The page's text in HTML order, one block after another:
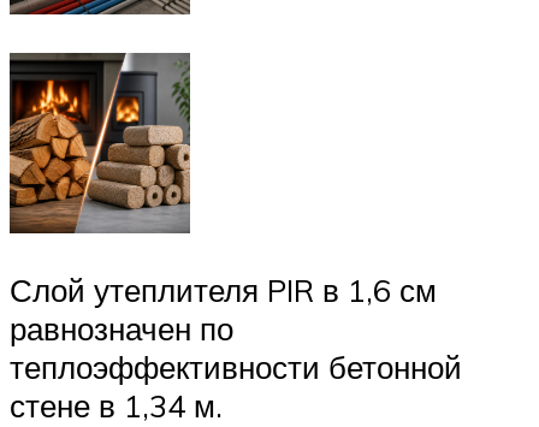
Слой утеплителя PIR в 1,6 см
равнозначен по
теплоэффективности бетонной
стене в 1,34 м.